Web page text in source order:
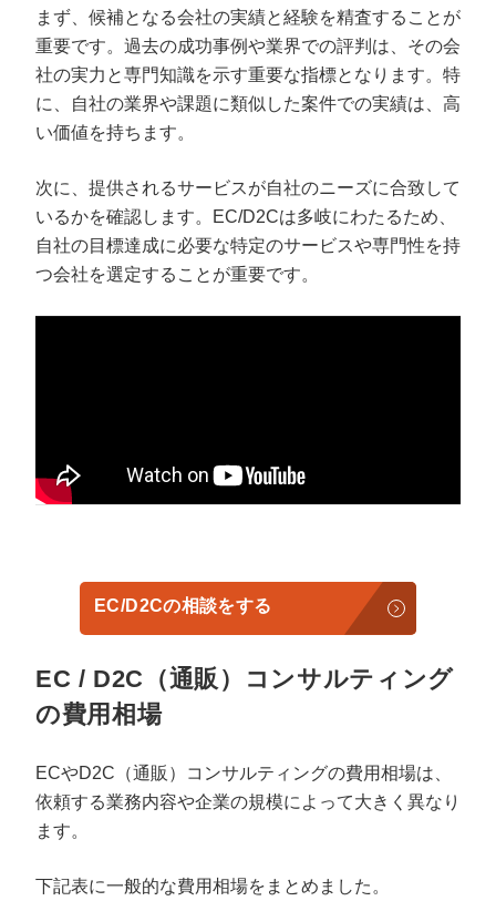
まず、候補となる会社の実績と経験を精査することが
重要です。過去の成功事例や業界での評判は、その会
社の実力と専門知識を示す重要な指標となります。特
に、自社の業界や課題に類似した案件での実績は、高
い価値を持ちます。
次に、提供されるサービスが自社のニーズに合致して
いるかを確認します。EC/D2Cは多岐にわたるため、
自社の目標達成に必要な特定のサービスや専門性を持
つ会社を選定することが重要です。
EC/D2Cの相談をする
EC / D2C（通販）コンサルティング
の費用相場
ECやD2C（通販）コンサルティングの費用相場は、
依頼する業務内容や企業の規模によって大きく異なり
ます。
下記表に一般的な費用相場をまとめました。